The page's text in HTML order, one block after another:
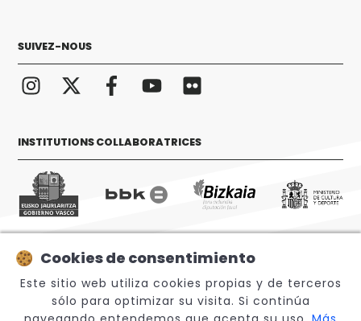
SUIVEZ-NOUS
INSTITUTIONS COLLABORATRICES
© 2026 Sabino Arana Fundazioa
Cookies de consentimiento
Este sitio web utiliza cookies propias y de terceros
sólo para optimizar su visita. Si continúa